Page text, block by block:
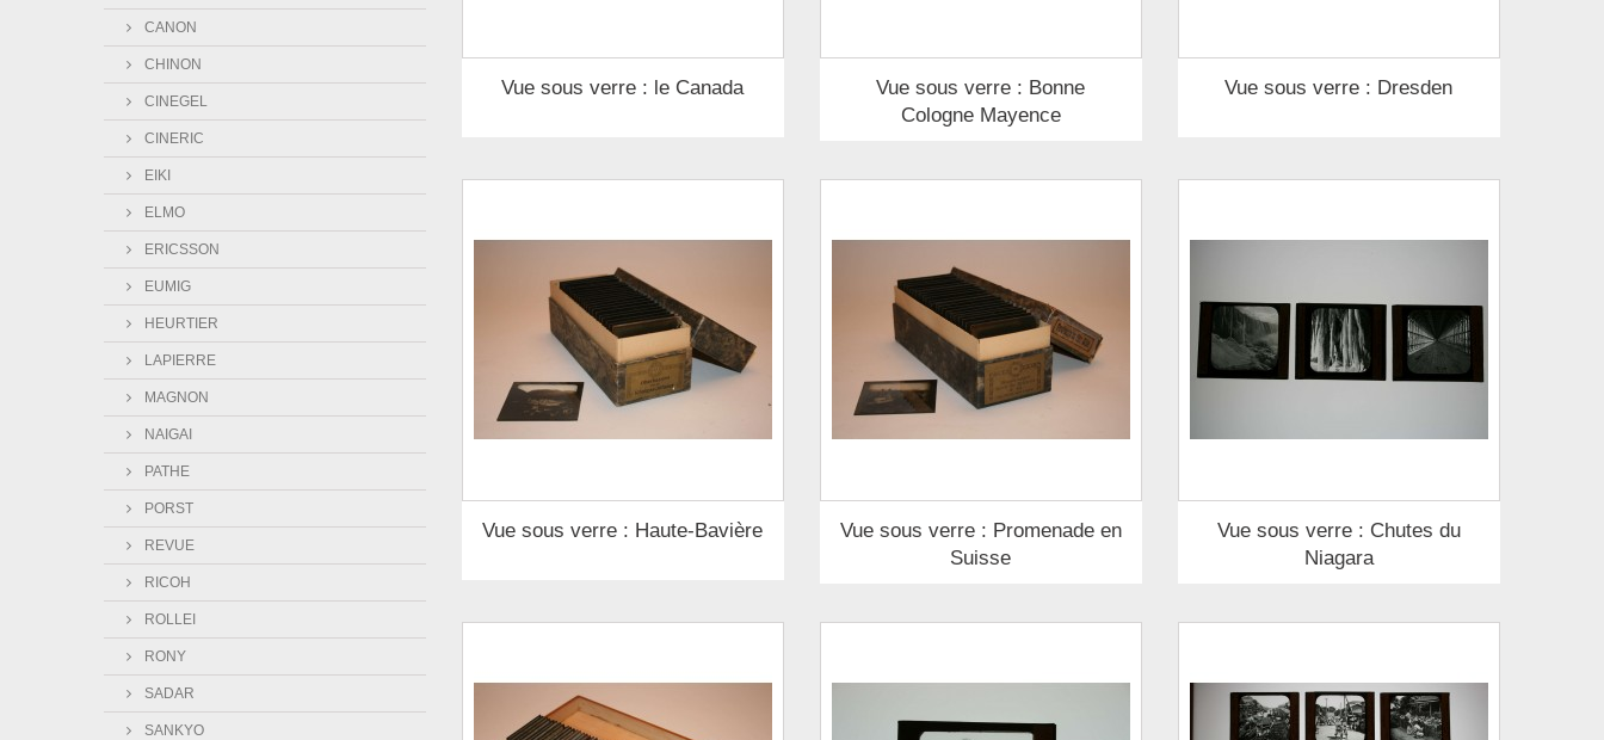
CANON
CHINON
CINEGEL
CINERIC
EIKI
ELMO
ERICSSON
EUMIG
HEURTIER
LAPIERRE
MAGNON
NAIGAI
PATHE
PORST
REVUE
RICOH
ROLLEI
RONY
SADAR
SANKYO
Vue sous verre : le Canada
Vue sous verre : Bonne
Cologne Mayence
Vue sous verre : Dresden
Vue sous verre : Haute-Bavière
Vue sous verre : Promenade en
Suisse
Vue sous verre : Chutes du
Niagara